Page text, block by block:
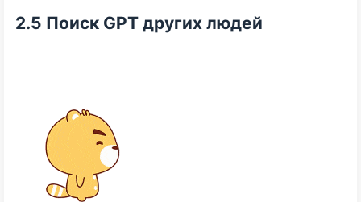
2.5 Поиск GPT других людей